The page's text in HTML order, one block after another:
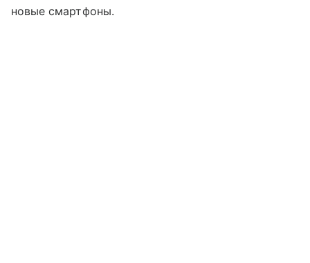
новые смартфоны.